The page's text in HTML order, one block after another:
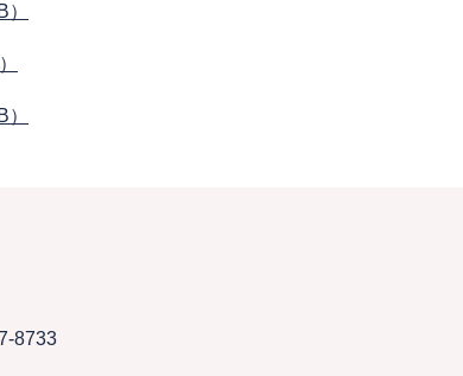
8733